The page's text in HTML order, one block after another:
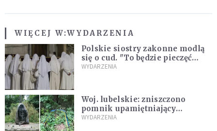
WIĘCEJ W:WYDARZENIA
Polskie siostry zakonne modlą
się o cud. "To będzie pieczęć
Pana Boga dla naszej wiary"
WYDARZENIA
Woj. lubelskie: zniszczono
pomnik upamiętniający
żołnierzy UPA. Ambasada
WYDARZENIA